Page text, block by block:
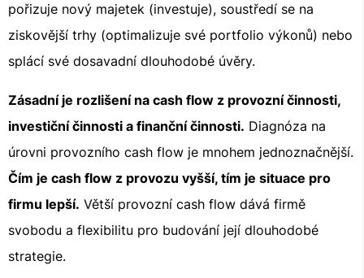
pořizuje nový majetek (investuje), soustředí se na
ziskovější trhy (optimalizuje své portfolio výkonů) nebo
splácí své dosavadní dlouhodobé úvěry.
Zásadní je rozlišení na cash flow z provozní činnosti,
investiční činnosti a finanční činnosti. Diagnóza na
úrovni provozního cash flow je mnohem jednoznačnější.
Čím je cash flow z provozu vyšší, tím je situace pro
firmu lepší. Větší provozní cash flow dává firmě
svobodu a flexibilitu pro budování její dlouhodobé
strategie.